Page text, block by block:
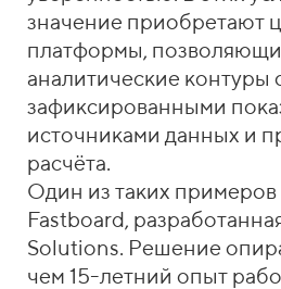
значение приобретают
платформы,
аналитические контуры
зафиксированными
источниками данных и
расчёта.
Один из таких
Fastboard,
Solutions. Решение
чем 15-летний опыт